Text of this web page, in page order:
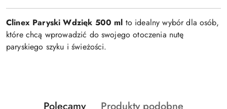
Clinex Paryski Wdzięk 500 ml to idealny wybór dla osób,
które chcą wprowadzić do swojego otoczenia nutę
paryskiego szyku i świeżości.
Produkty Produkty